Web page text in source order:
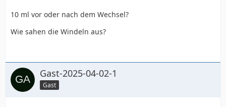
10 ml vor oder nach dem Wechsel?
Wie sahen die Windeln aus?
Gast-2025-04-02-1
Gast